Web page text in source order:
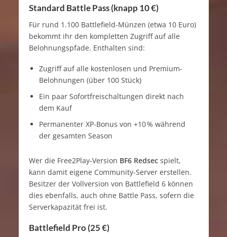
Standard Battle Pass (knapp 10 €)
Für rund 1.100 Battlefield-Münzen (etwa 10 Euro)
bekommt ihr den kompletten Zugriff auf alle
Belohnungspfade. Enthalten sind:
Zugriff auf alle kostenlosen und Premium-
Belohnungen (über 100 Stück)
Ein paar Sofortfreischaltungen direkt nach
dem Kauf
Permanenter XP-Bonus von +10 % während
der gesamten Season
Wer die Free2Play-Version BF6 Redsecspielt,
kann damit eigene Community-Server erstellen.
Besitzer der Vollversion von Battlefield 6 können
dies ebenfalls, auch ohne Battle Pass, sofern die
Serverkapazität frei ist.
Battlefield Pro (25 €)